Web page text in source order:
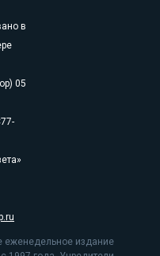
в
05
еженедельное издание